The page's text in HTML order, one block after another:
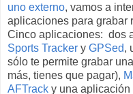
uno externo, vamos a
aplicaciones para grabar
Cinco aplicaciones: dos
Sports Tracker y GPSed,
sólo te permite grabar
más, tienes que pagar),
AFTrack y una aplicación